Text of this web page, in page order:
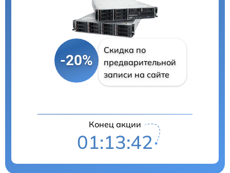
-20%
Скидка по
предварительной
записи на сайте
Конец акции
01:13:41